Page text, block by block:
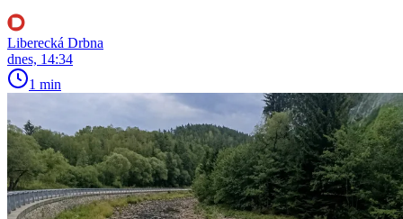
Liberecká Drbna
dnes, 14:34
1 min